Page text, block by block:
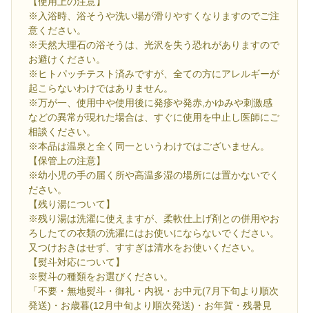
※入浴時、浴そうや洗い場が滑りやすくなりますのでご注
意ください。
※天然大理石の浴そうは、光沢を失う恐れがありますので
お避けください。
※ヒトパッチテスト済みですが、全ての方にアレルギーが
起こらないわけではありません。
※万が一、使用中や使用後に発疹や発赤,かゆみや刺激感
などの異常が現れた場合は、すぐに使用を中止し医師にご
相談ください。
※本品は温泉と全く同一というわけではございません。
【保管上の注意】
※幼小児の手の届く所や高温多湿の場所には置かないでく
ださい。
【残り湯について】
※残り湯は洗濯に使えますが、柔軟仕上げ剤との併用やお
ろしたての衣類の洗濯にはお使いにならないでください。
又つけおきはせず、すすぎは清水をお使いください。
【熨斗対応について】
※熨斗の種類をお選びください。
「不要・無地熨斗・御礼・内祝・お中元(7月下旬より順次
発送)・お歳暮(12月中旬より順次発送)・お年賀・残暑見